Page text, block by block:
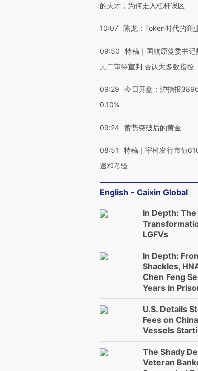
的天才，为何走入杠杆误区
10:07 陈龙：Token时代的商
09:50
特稿｜国航原党委书
元二审待宣判 否认大多数指控
09:29
今日开盘：沪指报
0.10%
09:24 蓄势突破后的黄金
08:51
特稿｜宇树发行市值
速和考验
English - Caixin Global
In Depth:
LGFVs
In Depth:
Shackles,
Chen Feng
Years in
U.S. Details
Fees on
Vessels
The Shady
Veteran